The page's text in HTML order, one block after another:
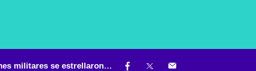
Momentos de terror en 'show' aéreo de EE. UU.: dos aviones militares se estrellaron en pleno vuelo